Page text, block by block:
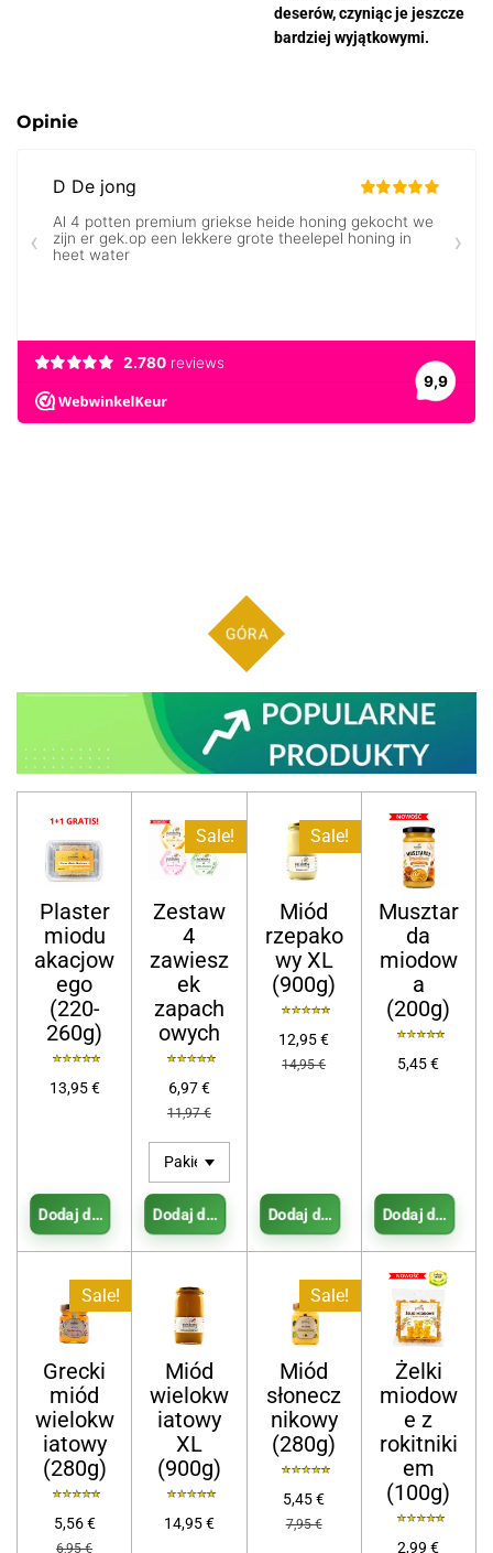
deserów, czyniąc je jeszcze
bardziej wyjątkowymi.
Opinie
GÓRA
Plaster
miodu
akacjow
ego
(220-
260g)
13,95 €
Dodaj do koszyka
Sale!
Zestaw
4
zawiesz
ek
zapach
owych
6,97 €
11,97 €
Dodaj do koszyka
Sale!
Miód
rzepako
wy XL
(900g)
12,95 €
14,95 €
Dodaj do koszyka
Musztar
da
miodow
a
(200g)
5,45 €
Dodaj do
Sale!
Grecki
miód
wielokw
iatowy
(280g)
5,56 €
6,95 €
Miód
wielokw
iatowy
XL
(900g)
14,95 €
Sale!
Miód
słonecz
nikowy
(280g)
5,45 €
7,95 €
Żelki
miodow
e z
rokitniki
em
(100g)
2,99 €